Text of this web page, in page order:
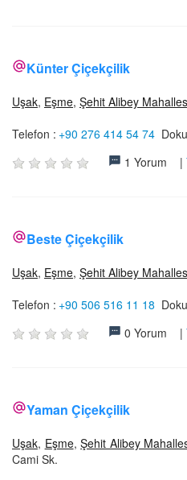
Künter Çiçekçilik
Uşak, Eşme, Şehit Alibey
Telefon : +90 276 414 54 74
1 Yorum |
Beste Çiçekçilik
Uşak, Eşme, Şehit Alibey
Telefon : +90 506 516 11 18
0 Yorum |
Yaman Çiçekçilik
Uşak, Eşme,Şehit Alibey
Cami Sk.